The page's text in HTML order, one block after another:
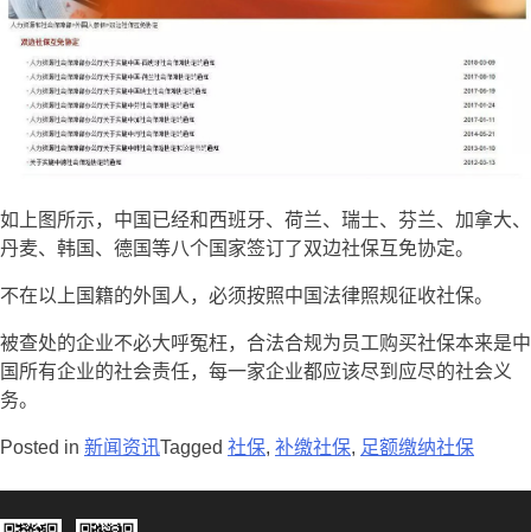
如上图所示，中国已经和西班牙、荷兰、瑞士、芬兰、加拿大、
丹麦、韩国、德国等八个国家签订了双边社保互免协定。
不在以上国籍的外国人，必须按照中国法律照规征收社保。
被查处的企业不必大呼冤枉，合法合规为员工购买社保本来是中
国所有企业的社会责任，每一家企业都应该尽到应尽的社会义
务。
Posted in 新闻资讯Tagged 社保, 补缴社保, 足额缴纳社保